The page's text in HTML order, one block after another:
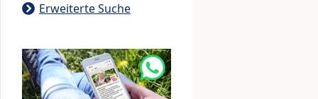
Erweiterte Suche